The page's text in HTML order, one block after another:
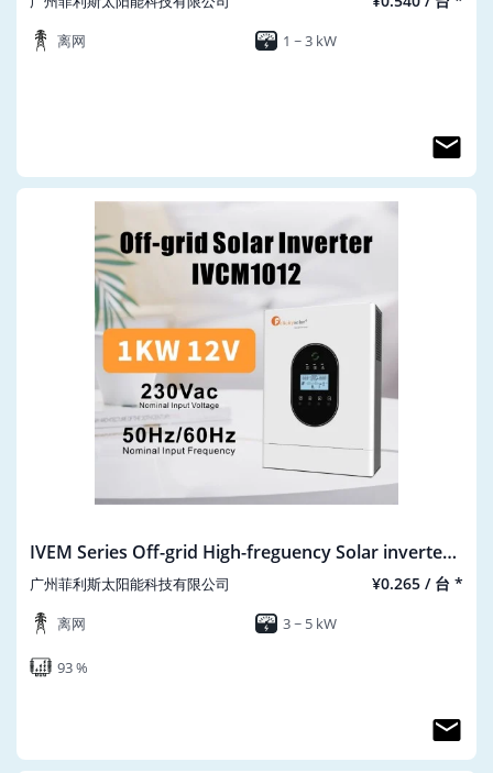
离网 1 ~ 3 kW
IVEM Series Off-grid High-freguency Solar inverter
AC-120V
广州菲利斯太阳能科技有限公司 ¥0.265 / 台 *
离网 3 ~ 5 kW
93 %